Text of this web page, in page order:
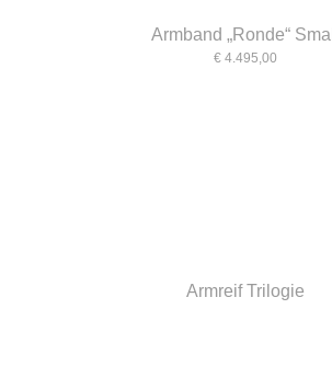
Armband „Ronde“ Small
€ 4.495,00
Armreif Trilogie